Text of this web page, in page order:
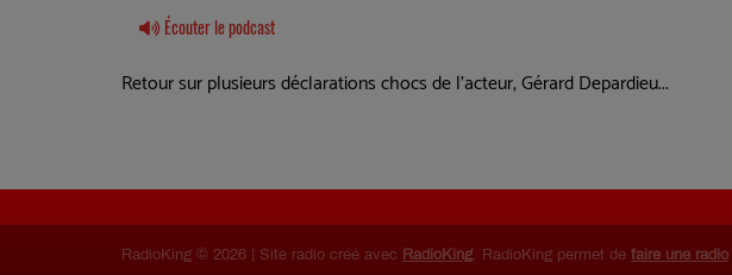
Écouter le podcast
Retour sur plusieurs déclarations chocs de l'acteur, Gérard Depardieu...
RadioKing © 2026 | Site radio créé avec RadioKing. RadioKing permet de faire une radio